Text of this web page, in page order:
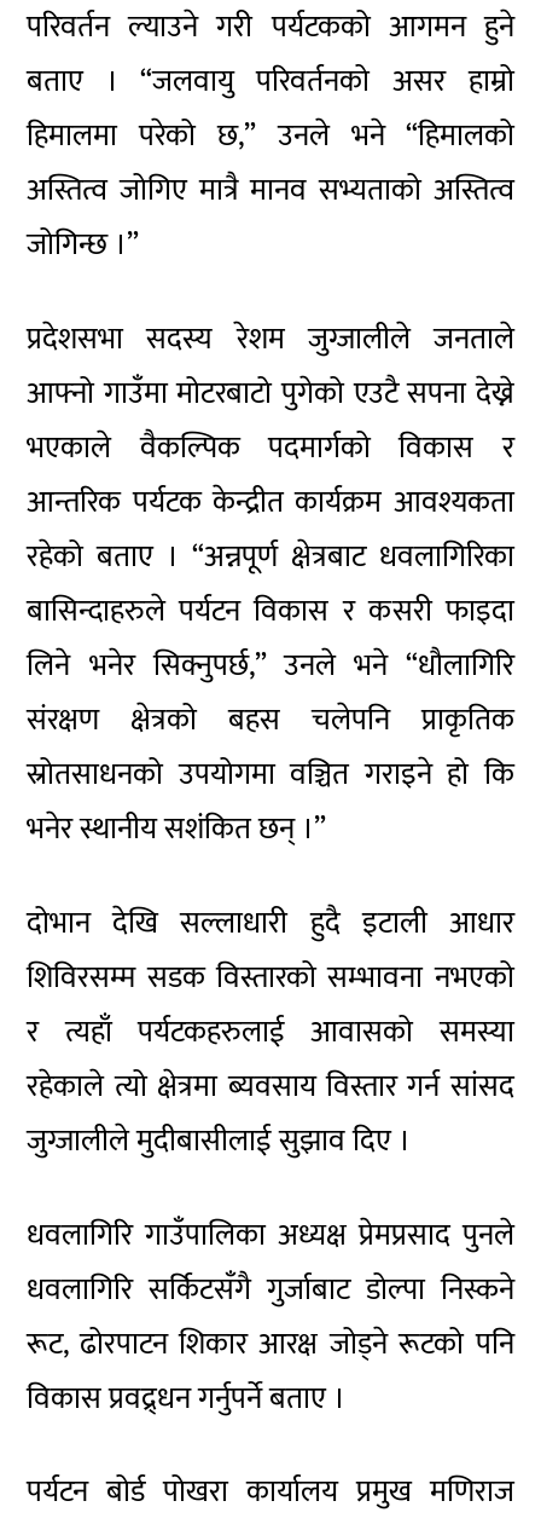
परिवर्तन ल्याउने गरी पर्यटकको आगमन हुने
बताए । “जलवायु परिवर्तनको असर हाम्रो
हिमालमा परेको छ,” उनले भने “हिमालको
अस्तित्व जोगिए मात्रै मानव सभ्यताको अस्तित्व
जोगिन्छ ।”
प्रदेशसभा सदस्य रेशम जुग्जालीले जनताले
आफ्नो गाउँमा मोटरबाटो पुगेको एउटै सपना देख्ने
भएकाले वैकल्पिक पदमार्गको विकास र
आन्तरिक पर्यटक केन्द्रीत कार्यक्रम आवश्यकता
रहेको बताए । “अन्नपूर्ण क्षेत्रबाट धवलागिरिका
बासिन्दाहरुले पर्यटन विकास र कसरी फाइदा
लिने भनेर सिक्नुपर्छ,” उनले भने “धौलागिरि
संरक्षण क्षेत्रको बहस चलेपनि प्राकृतिक
स्रोतसाधनको उपयोगमा वञ्चित गराइने हो कि
भनेर स्थानीय सशंकित छन् ।”
दोभान देखि सल्लाधारी हुदै इटाली आधार
शिविरसम्म सडक विस्तारको सम्भावना नभएको
र त्यहाँ पर्यटकहरुलाई आवासको समस्या
रहेकाले त्यो क्षेत्रमा ब्यवसाय विस्तार गर्न सांसद
जुग्जालीले मुदीबासीलाई सुझाव दिए ।
धवलागिरि गाउँपालिका अध्यक्ष प्रेमप्रसाद पुनले
धवलागिरि सर्किटसँगै गुर्जाबाट डोल्पा निस्कने
रूट, ढोरपाटन शिकार आरक्ष जोड्ने रूटको पनि
विकास प्रवद्र्धन गर्नुपर्ने बताए ।
पर्यटन बोर्ड पोखरा कार्यालय प्रमुख मणिराज